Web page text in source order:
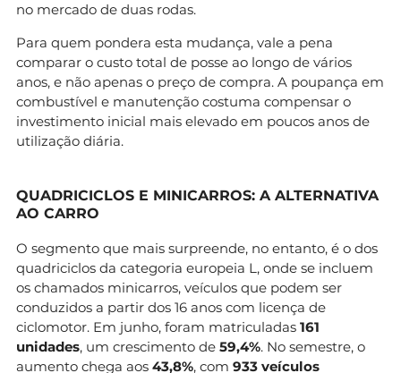
no mercado de duas rodas.
Para quem pondera esta mudança, vale a pena
comparar o custo total de posse ao longo de vários
anos, e não apenas o preço de compra. A poupança em
combustível e manutenção costuma compensar o
investimento inicial mais elevado em poucos anos de
utilização diária.
QUADRICICLOS E MINICARROS: A ALTERNATIVA
AO CARRO
O segmento que mais surpreende, no entanto, é o dos
quadriciclos da categoria europeia L, onde se incluem
os chamados minicarros, veículos que podem ser
conduzidos a partir dos 16 anos com licença de
ciclomotor. Em junho, foram matriculadas 161
unidades, um crescimento de 59,4%. No semestre, o
aumento chega aos 43,8%, com 933 veículos